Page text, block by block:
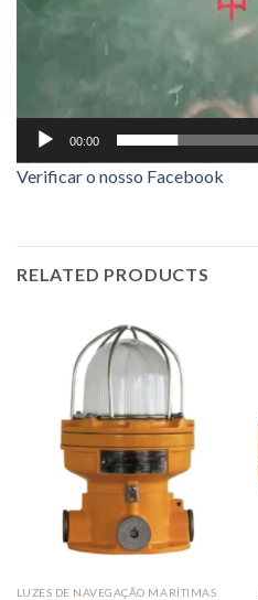
00:00
Verificar o nosso Facebook
RELATED PRODUCTS
LUZES DE NAVEGAÇÃO MARÍTIMAS